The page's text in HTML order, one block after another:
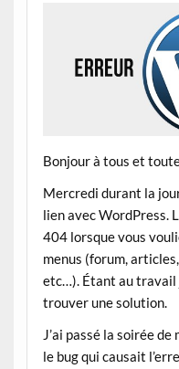
Bonjour à tous et
Mercredi durant la
lien avec WordPress.
404 lorsque vous
menus (forum,
etc…). Étant au travail
trouver une solution.
J’ai passé la soirée
le bug qui causait